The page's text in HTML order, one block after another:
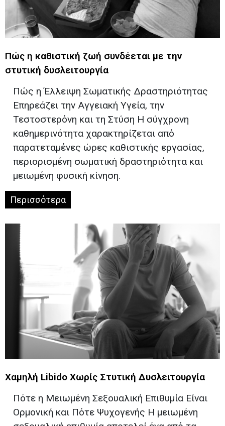
Πώς η καθιστική ζωή συνδέεται με την
στυτική δυσλειτουργία
Πώς η Έλλειψη Σωματικής Δραστηριότητας
Επηρεάζει την Αγγειακή Υγεία, την
Τεστοστερόνη και τη Στύση Η σύγχρονη
καθημερινότητα χαρακτηρίζεται από
παρατεταμένες ώρες καθιστικής εργασίας,
περιορισμένη σωματική δραστηριότητα και
μειωμένη φυσική κίνηση.
Περισσότερα
Χαμηλή Libido Χωρίς Στυτική Δυσλειτουργία
Πότε η Μειωμένη Σεξουαλική Επιθυμία Είναι
Ορμονική και Πότε Ψυχογενής Η μειωμένη